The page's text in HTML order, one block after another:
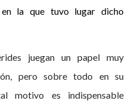
la que tuvo lugar dicho
juegan un papel muy
pero sobre todo en su
motivo es indispensable